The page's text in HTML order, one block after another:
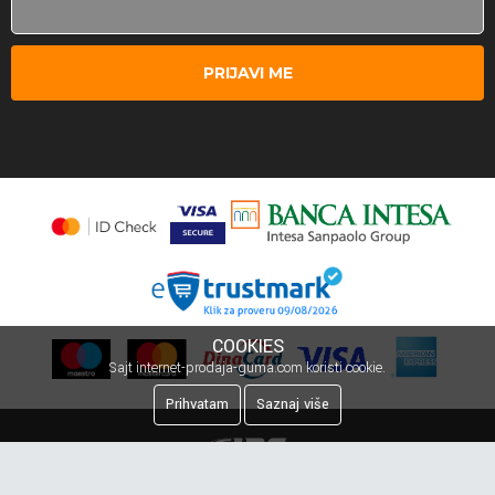
PRIJAVI ME
COOKIES
Sajt internet-prodaja-guma.com koristi cookie.
Prihvatam
Saznaj više